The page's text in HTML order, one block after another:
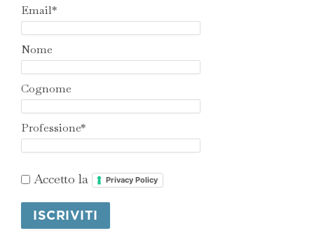
Email*
Nome
Cognome
Professione*
Accetto la Privacy Policy